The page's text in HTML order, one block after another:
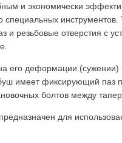
и экономически
специальных
резьбовые отверстия с
деформации (сужении)
имеет фиксирующий
болтов между
предназначен для